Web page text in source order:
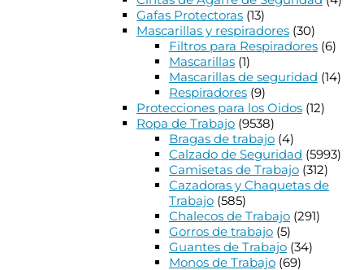
Gafas Protectoras (13)
Mascarillas y respiradores (30)
Filtros para Respiradores (6)
Mascarillas (1)
Mascarillas de seguridad (14)
Respiradores (9)
Protecciones para los Oidos (12)
Ropa de Trabajo (9538)
Bragas de trabajo (4)
Calzado de Seguridad (5993)
Camisetas de Trabajo (312)
Cazadoras y Chaquetas de
Trabajo (585)
Chalecos de Trabajo (291)
Gorros de trabajo (5)
Guantes de Trabajo (34)
Monos de Trabajo (69)